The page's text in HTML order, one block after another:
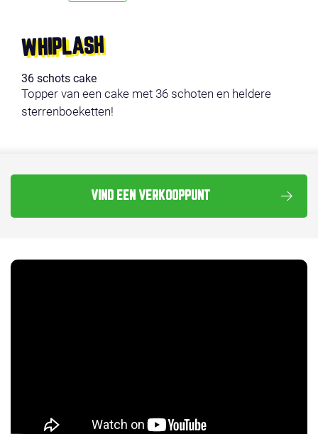
WHIPLASH
36 schots cake
Topper van een cake met 36 schoten en heldere
sterrenboeketten!
VIND EEN VERKOOPPUNT